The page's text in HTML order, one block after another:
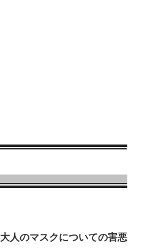
大人のマスクについての害悪